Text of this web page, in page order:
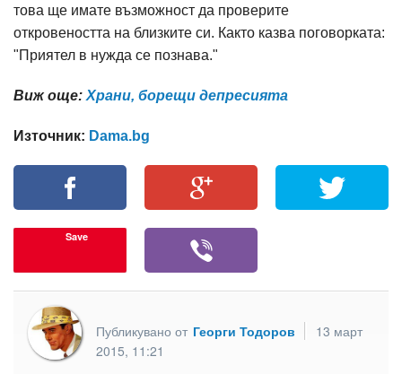
това ще имате възможност да проверите
откровеността на близките си. Както казва поговорката:
"Приятел в нужда се познава."
Виж още: Храни, борещи депресията
Източник: Dama.bg
Save
Публикувано от Георги Тодоров
13 март
2015, 11:21